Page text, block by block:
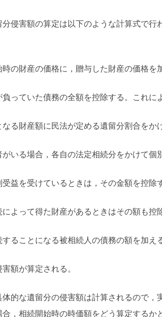
侵害額の算定は以下のような計算式で
の財産の価格に，贈与した財産の価格を
っていた債務の全額を控除する。これに
る財産額に民法が定める遺留分割合をか
いる場合，各自の法定相続分をかけて個
益を受けているときは，その金額を控除
よって得た財産があるときはその額も控
ることになる被相続人の債務の額を加え
額が算定される。
的な遺留分の侵害額は計算されるので
合，相続開始時の時価額をどう算定する